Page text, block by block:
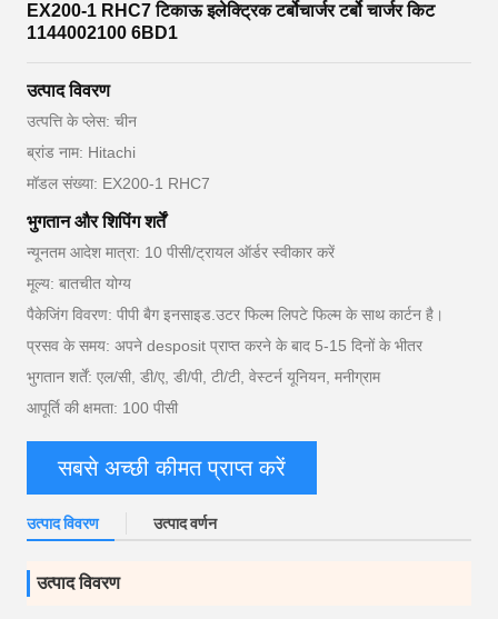
EX200-1 RHC7 टिकाऊ इलेक्ट्रिक टर्बोचार्जर टर्बो चार्जर किट
1144002100 6BD1
उत्पाद विवरण
उत्पत्ति के प्लेस: चीन
ब्रांड नाम: Hitachi
मॉडल संख्या: EX200-1 RHC7
भुगतान और शिपिंग शर्तें
न्यूनतम आदेश मात्रा: 10 पीसी/ट्रायल ऑर्डर स्वीकार करें
मूल्य: बातचीत योग्य
पैकेजिंग विवरण: पीपी बैग इनसाइड.उटर फिल्म लिपटे फिल्म के साथ कार्टन है।
प्रसव के समय: अपने desposit प्राप्त करने के बाद 5-15 दिनों के भीतर
भुगतान शर्तें: एल/सी, डी/ए, डी/पी, टी/टी, वेस्टर्न यूनियन, मनीग्राम
आपूर्ति की क्षमता: 100 पीसी
सबसे अच्छी कीमत प्राप्त करें
उत्पाद विवरण उत्पाद वर्णन
उत्पाद विवरण